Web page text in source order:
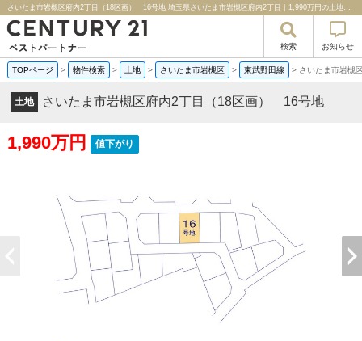
さいたま市岩槻区府内2丁目（18区画） 16号地 埼玉県さいたま市岩槻区府内2丁目｜1,990万円の土地｜売地や分譲地情報｜センチュリー２１ベストパートナー
検索 お知らせ
TOPページ > 物件検索 > 土地 > さいたま市岩槻区 > 東武野田線 > さいたま市岩槻
土地 さいたま市岩槻区府内2丁目（18区画） 16号地
1,990万円 値下がり